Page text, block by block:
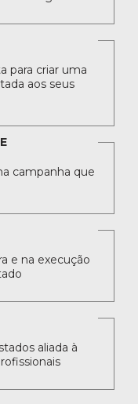
para criar uma
aos seus
campanha que
e na execução
aliada à